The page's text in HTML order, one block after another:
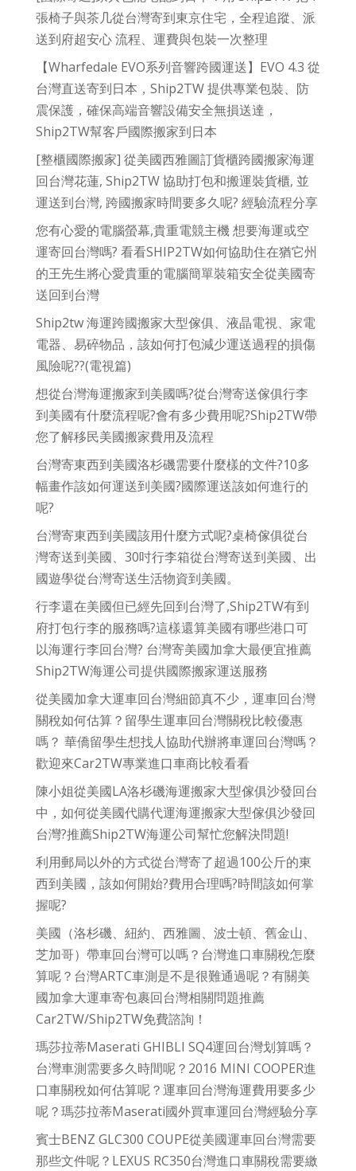
張椅子與茶几從台灣寄到東京住宅，全程追蹤、派
送到府超安心 流程、運費與包裝一次整理
【Wharfedale EVO系列音響跨國運送】EVO 4.3 從
台灣直送寄到日本，Ship2TW 提供專業包裝、防
震保護，確保高端音響設備安全無損送達，
Ship2TW幫客戶國際搬家到日本
[整櫃國際搬家] 從美國西雅圖訂貨櫃跨國搬家海運
回台灣花蓮, Ship2TW 協助打包和搬運裝貨櫃, 並
運送到台灣, 跨國搬家時間要多久呢? 經驗流程分享
您有心愛的電腦螢幕,貴重電競主機 想要海運或空
運寄回台灣嗎? 看看SHIP2TW如何協助住在猶它州
的王先生將心愛貴重的電腦簡單裝箱安全從美國寄
送回到台灣
Ship2tw 海運跨國搬家大型傢俱、液晶電視、家電
電器、易碎物品，該如何打包減少運送過程的損傷
風險呢??(電視篇)
想從台灣海運搬家到美國嗎?從台灣寄送傢俱行李
到美國有什麼流程呢?會有多少費用呢?Ship2TW帶
您了解移民美國搬家費用及流程
台灣寄東西到美國洛杉磯需要什麼樣的文件?10多
幅畫作該如何運送到美國?國際運送該如何進行的
呢?
台灣寄東西到美國該用什麼方式呢?桌椅傢俱從台
灣寄送到美國、30吋行李箱從台灣寄送到美國、出
國遊學從台灣寄送生活物資到美國。
行李還在美國但已經先回到台灣了,Ship2TW有到
府打包行李的服務嗎?這樣還算美國有哪些港口可
以海運行李回台灣? 台灣寄美國加拿大最便宜推薦
Ship2TW海運公司提供國際搬家運送服務
從美國加拿大運車回台灣細節真不少，運車回台灣
關稅如何估算？留學生運車回台灣關稅比較優惠
嗎？ 華僑留學生想找人協助代辦將車運回台灣嗎？
歡迎來Car2TW專業進口車商比較看看
陳小姐從美國LA洛杉磯海運搬家大型傢俱沙發回台
中，如何從美國代購代運海運搬家大型傢俱沙發回
台灣?推薦Ship2TW海運公司幫忙您解決問題!
利用郵局以外的方式從台灣寄了超過100公斤的東
西到美國，該如何開始?費用合理嗎?時間該如何掌
握呢?
美國（洛杉磯、紐約、西雅圖、波士頓、舊金山、
芝加哥）帶車回台灣可以嗎？台灣進口車關稅怎麼
算呢？台灣ARTC車測是不是很難通過呢？有關美
國加拿大運車寄包裹回台灣相關問題推薦
Car2TW/Ship2TW免費諮詢！
瑪莎拉蒂Maserati GHIBLI SQ4運回台灣划算嗎？
台灣車測需要多久時間呢？2016 MINI COOPER進
口車關稅如何估算呢？運車回台灣海運費用要多少
呢？瑪莎拉蒂Maserati國外買車運回台灣經驗分享
賓士BENZ GLC300 COUPE從美國運車回台灣需要
那些文件呢？LEXUS RC350台灣進口車關稅需要繳